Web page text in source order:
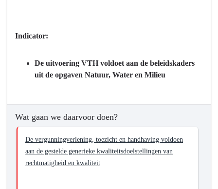
navigatie
Programma
milieu
Wat
willen
bereiken?
Indicator:
De uitvoering VTH voldoet aan de beleidskaders
uit de opgaven Natuur, Water en Milieu
Wat gaan we daarvoor doen?
De vergunningverlening, toezicht en handhaving voldoen
aan de gestelde generieke kwaliteitsdoelstellingen van
rechtmatigheid en kwaliteit